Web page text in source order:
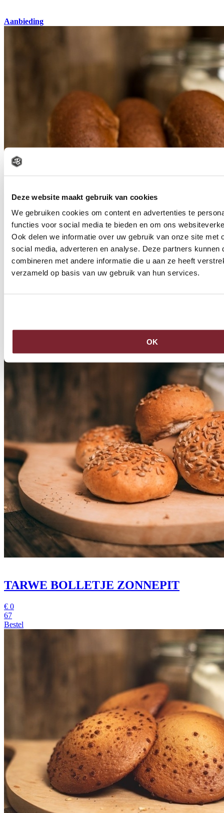
Deze website maakt gebruik van cookies
We gebruiken cookies om content en advertenties te
functies voor social media te bieden en om ons
Ook delen we informatie over uw gebruik van onze site met
social media, adverteren en analyse. Deze partners kunnen
combineren met andere informatie die u aan ze heeft
verzameld op basis van uw gebruik van hun services.
OK
Aanbieding
VOLKOREN PUNTJE
TARWE BOLLETJE ZONNEPIT
€ 0
67
Bestel